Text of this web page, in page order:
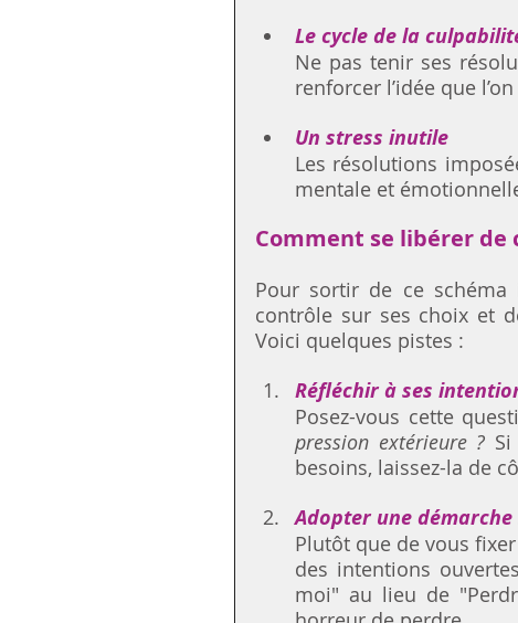
Le cycle de la
Ne pas tenir ses
renforcer l’idée que
Un stress inutile
Les résolutions
mentale et
Comment se libérer de
Pour sortir de ce
contrôle sur ses choix et
Voici quelques pistes :
Réfléchir à ses
Posez-vous cette
pression extérieure ?
besoins, laissez-la de
Adopter une
Plutôt que de vous
des intentions
moi" au lieu de